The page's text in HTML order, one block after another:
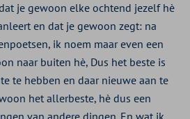
je gewoon elke ochtend jezelf hè
en dat je gewoon zegt: na
ik noem maar even een
naar buiten hè, Dus het beste is
te hebben en daar nieuwe aan te
het allerbeste, hè dus een